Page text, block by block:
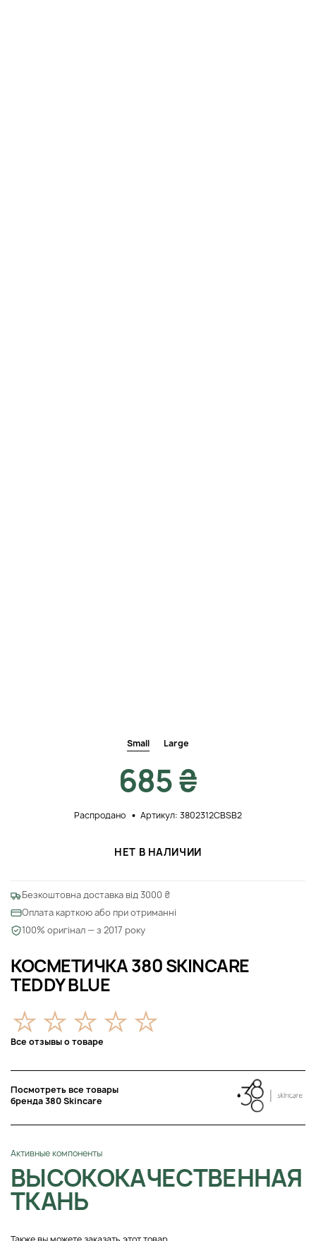
КОСМЕТИЧКА 380 SKINCARE
TEDDY BLUE
Все отзывы о товаре
Посмотреть все товары
бренда 380 Skincare
Активные компоненты
ВЫСОКОКАЧЕСТВЕННАЯ
ТКАНЬ
Small Large
685 ₴
Распродано Артикул: 3802312CBSB2
НЕТ В НАЛИЧИИ
Безкоштовна доставка від 3000 ₴
Оплата карткою або при отриманні
100% оригінал — з 2017 року